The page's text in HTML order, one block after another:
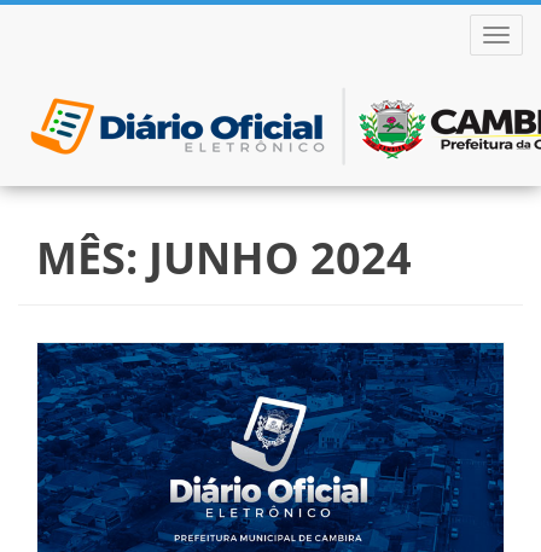
conteúdo
MÊS: JUNHO 2024